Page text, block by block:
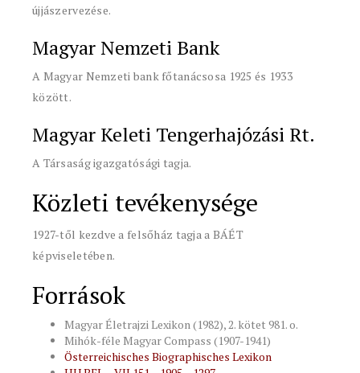
újjászervezése.
Magyar Nemzeti Bank
A Magyar Nemzeti bank főtanácsosa 1925 és 1933
között.
Magyar Keleti Tengerhajózási Rt.
A Társaság igazgatósági tagja.
Közleti tevékenysége
1927-től kezdve a felsőház tagja a BÁÉT
képviseletében.
Források
Magyar Életrajzi Lexikon (1982), 2. kötet 981. o.
Mihók-féle Magyar Compass (1907-1941)
Österreichisches Biographisches Lexikon